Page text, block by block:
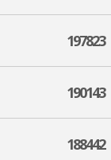
197823
190143
188442